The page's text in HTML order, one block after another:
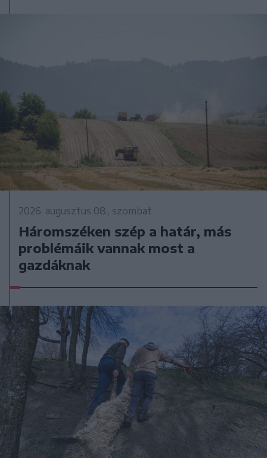
2026. augusztus 08., szombat
Háromszéken szép a határ, más
problémáik vannak most a
gazdáknak